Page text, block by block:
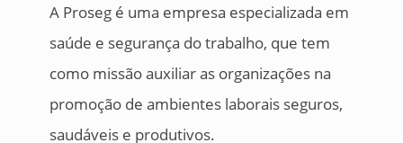
A Proseg é uma empresa especializada em
saúde e segurança do trabalho, que tem
como missão auxiliar as organizações na
promoção de ambientes laborais seguros,
saudáveis e produtivos.